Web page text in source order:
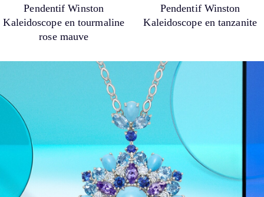
Pendentif Winston
Kaleidoscope en tourmaline
rose mauve
Pendentif Winston
Kaleidoscope en tanzanite